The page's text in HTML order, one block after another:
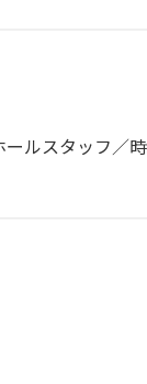
ルスタッフ／